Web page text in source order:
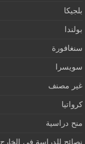
بلجيكا
بولندا
سنغافورة
سويسرا
غير مصنف
كرواتيا
منح دراسية
نصائح للدراسة في الخارج